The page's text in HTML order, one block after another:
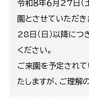
令和８年６月27日（
園とさせていただき
28日（日）以降につ
ください。
ご来園を予定され
たしますが、ご理解